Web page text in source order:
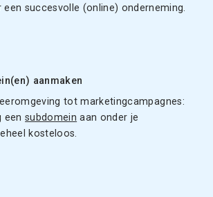
een succesvolle (online) onderneming.
aanmaken
tot marketingcampagnes:
eensubdomein aan onder je
kosteloos.